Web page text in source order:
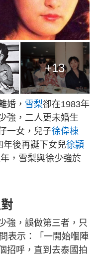
+13
婚， 雪梨卻在1983年
強，二人更未婚生
一女，兒子徐偉棟
年後再誕下女兒徐頴
，雪梨與徐少強於
強，誤做第三者，只
表示：「一開始嗰陣
招呼，直到去泰國拍